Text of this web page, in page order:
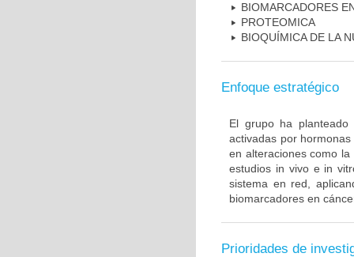
BIOMARCADORES
PROTEOMICA
BIOQUÍMICA DE LA
Enfoque estratégico
El grupo ha planteado
activadas por
en alteraciones como
estudios in vivo e in
sistema en red,
biomarcadores en
Prioridades de